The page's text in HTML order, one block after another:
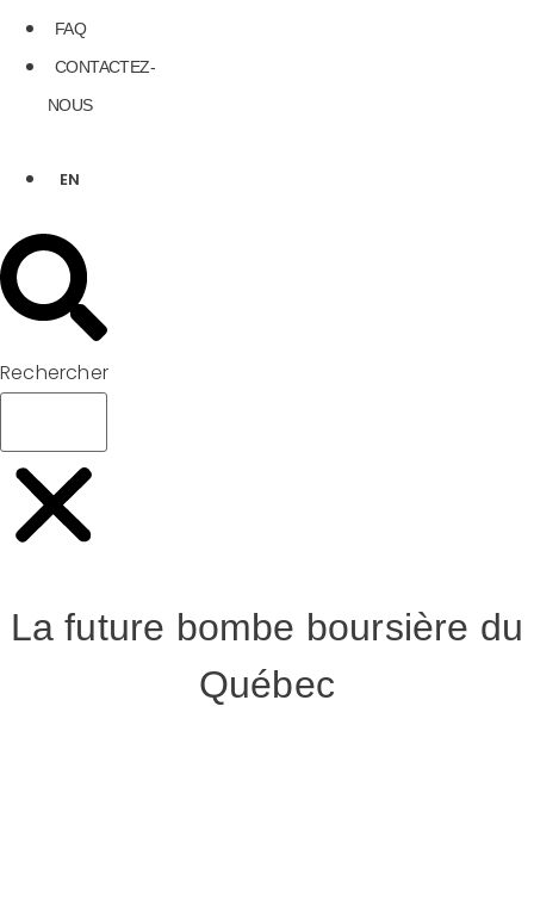
FAQ
CONTACTEZ-
NOUS
EN
Rechercher
La future bombe boursière du
Québec